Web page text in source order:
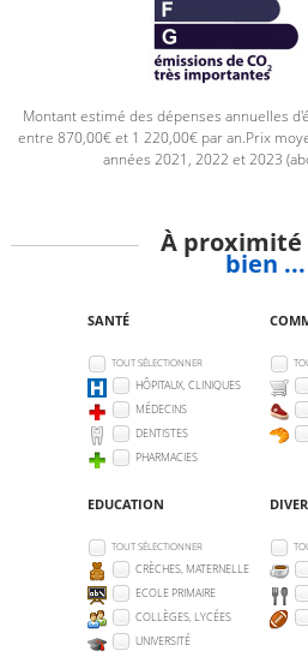
Montant estimé des dépenses annuelles
entre 870,00€ et 1 220,00€ par an.Prix
années 2021, 2022 et 2023
À proximité
bien ...
SANTÉ
TOUT SÉLECTIONNER
HÔPITAUX, CLINIQUES
MÉDECINS
DENTISTES
PHARMACIES
EDUCATION
TOUT SÉLECTIONNER
CRÈCHES, MATERNELLE
ECOLE PRIMAIRE
COLLÈGES, LYCÉES
UNIVERSITÉ